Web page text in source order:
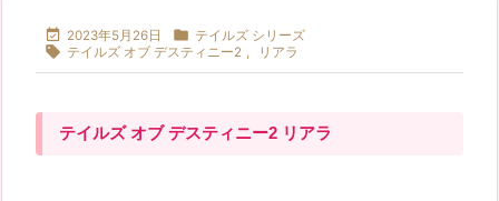
 2023年5月26日  テイルズ シリーズ
 テイルズ オブ デスティニー2 , リアラ
テイルズ オブ デスティニー2 リアラ